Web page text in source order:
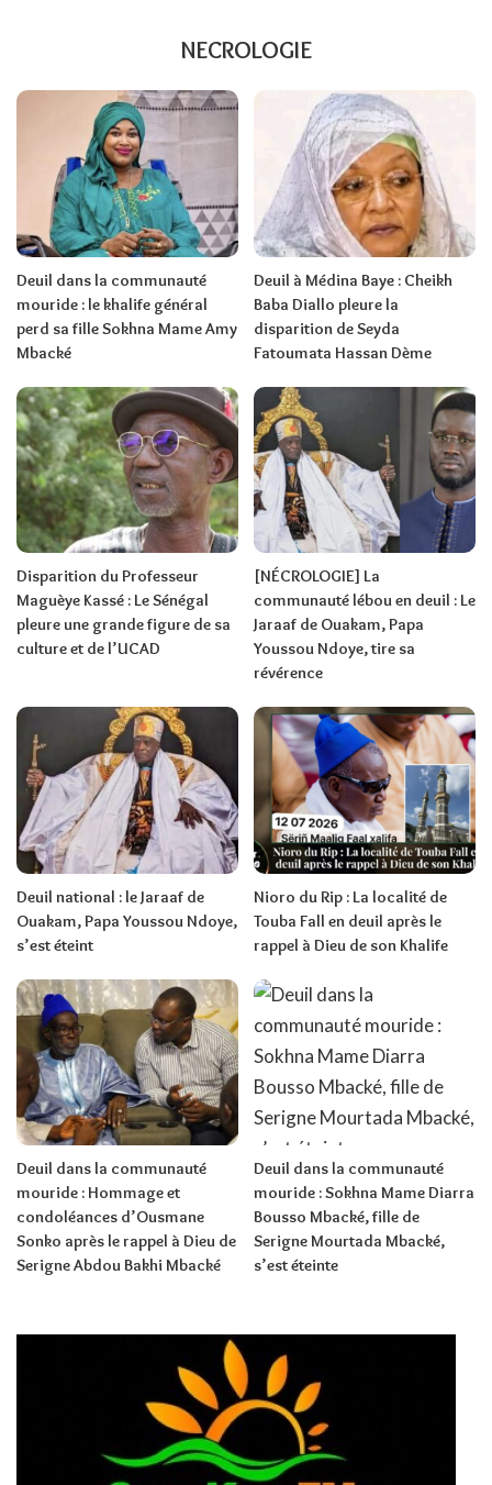
NECROLOGIE
Deuil dans la communauté
mouride : le khalife général
perd sa fille Sokhna Mame Amy
Mbacké
Deuil à Médina Baye : Cheikh
Baba Diallo pleure la
disparition de Seyda
Fatoumata Hassan Dème
Disparition du Professeur
Maguèye Kassé : Le Sénégal
pleure une grande figure de sa
culture et de l’UCAD
[NÉCROLOGIE] La
communauté lébou en deuil : Le
Jaraaf de Ouakam, Papa
Youssou Ndoye, tire sa
révérence
Deuil national : le Jaraaf de
Ouakam, Papa Youssou Ndoye,
s’est éteint
Nioro du Rip : La localité de
Touba Fall en deuil après le
rappel à Dieu de son Khalife
Deuil dans la communauté
mouride : Hommage et
condoléances d’Ousmane
Sonko après le rappel à Dieu de
Serigne Abdou Bakhi Mbacké
Deuil dans la communauté
mouride : Sokhna Mame Diarra
Bousso Mbacké, fille de
Serigne Mourtada Mbacké,
s’est éteinte